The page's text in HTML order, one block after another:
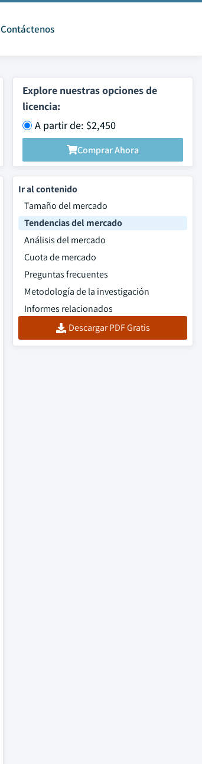
Contáctenos
Explore nuestras opciones de
licencia:
A partir de: $2,450
Comprar Ahora
Ir al contenido
Tamaño del mercado
Tendencias del mercado
Análisis del mercado
Cuota de mercado
Preguntas frecuentes
Metodología de la investigación
Informes relacionados
Descargar PDF Gratis